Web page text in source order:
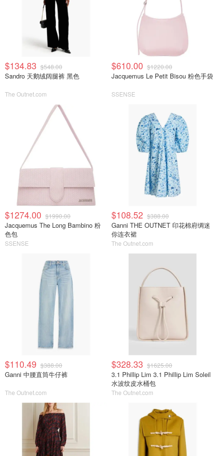
$134.83 $548.00
Sandro 天鹅绒阔腿裤 黑色
The Outnet.com
$610.00 $1220.00
Jacquemus Le Petit Bisou 粉色手袋
SSENSE
$1274.00 $1990.00
Jacquemus The Long Bambino 粉
色包
SSENSE
$108.52 $388.00
Ganni THE OUTNET 印花棉府绸迷
你连衣裙
The Outnet.com
$110.49 $388.00
Ganni 中腰直筒牛仔裤
The Outnet.com
$328.33 $1625.00
3.1 Phillip Lim 3.1 Phillip Lim Soleil
水波纹皮水桶包
The Outnet.com